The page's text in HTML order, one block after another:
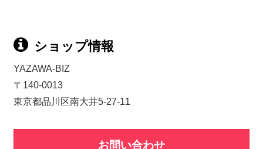
ショップ情報
YAZAWA-BIZ
〒140-0013
東京都品川区南大井5-27-11
お問い合わせ